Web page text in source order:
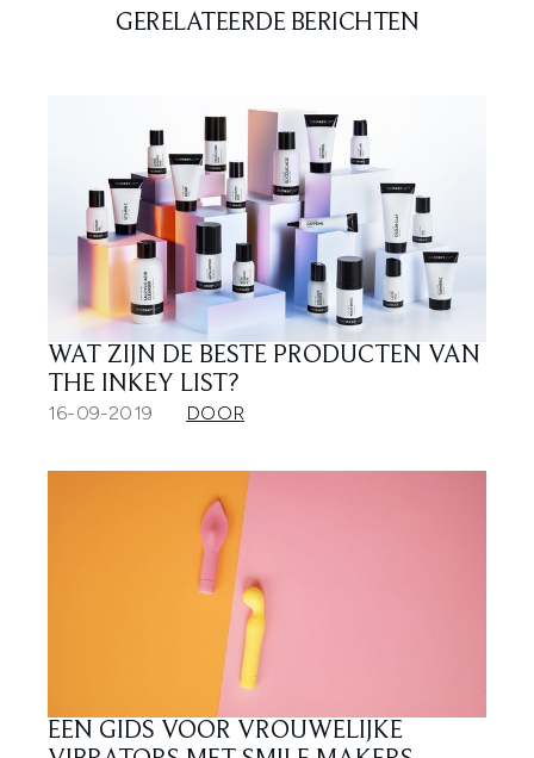
GERELATEERDE BERICHTEN
WAT ZIJN DE BESTE PRODUCTEN VAN
THE INKEY LIST?
16-09-2019 DOOR
EEN GIDS VOOR VROUWELIJKE